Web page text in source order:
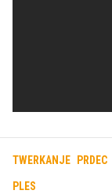
TWERKANJE PRDEC
PLES